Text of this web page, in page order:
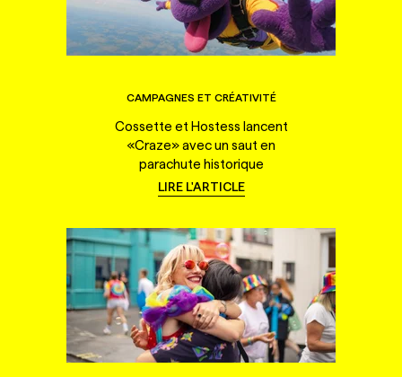
CAMPAGNES ET CRÉATIVITÉ
Cossette et Hostess lancent
«Craze» avec un saut en
parachute historique
LIRE L'ARTICLE